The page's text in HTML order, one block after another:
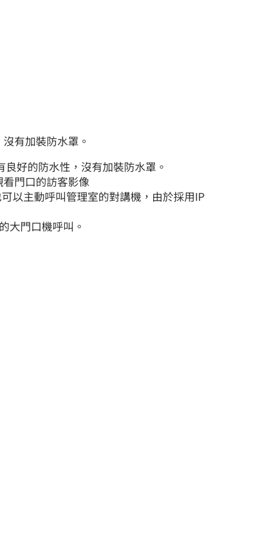
有加裝防水罩。
好的防水性，沒有加裝防水罩。
門口的訪客影像
以主動呼叫管理室的對講機，由於採用IP
大門口機呼叫。